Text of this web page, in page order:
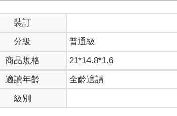
裝訂
分級
普通級
商品規格
21*14.8*1.6
適讀年齡
全齡適讀
級別